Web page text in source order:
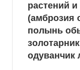
растений
(амброзия
полынь
одуванчик